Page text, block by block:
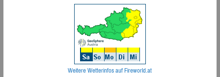
Weitere Wetterinfos auf Fireworld.at